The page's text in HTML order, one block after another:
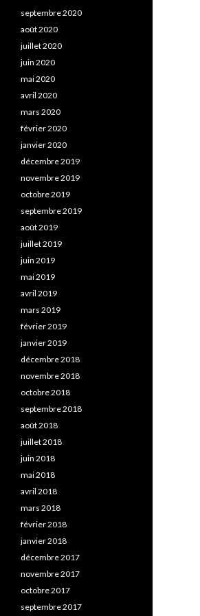
septembre 2020
août 2020
juillet 2020
juin 2020
mai 2020
avril 2020
mars 2020
février 2020
janvier 2020
décembre 2019
novembre 2019
octobre 2019
septembre 2019
août 2019
juillet 2019
juin 2019
mai 2019
avril 2019
mars 2019
février 2019
janvier 2019
décembre 2018
novembre 2018
octobre 2018
septembre 2018
août 2018
juillet 2018
juin 2018
mai 2018
avril 2018
mars 2018
février 2018
janvier 2018
décembre 2017
novembre 2017
octobre 2017
septembre 2017